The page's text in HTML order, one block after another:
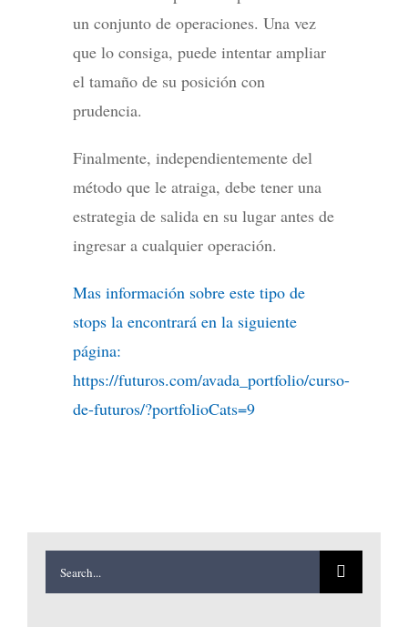
un conjunto de operaciones. Una vez
que lo consiga, puede intentar ampliar
el tamaño de su posición con
prudencia.
Finalmente, independientemente del
método que le atraiga, debe tener una
estrategia de salida en su lugar antes de
ingresar a cualquier operación.
Mas información sobre este tipo de
stops la encontrará en la siguiente
página:
https://futuros.com/avada_portfolio/curso-
de-futuros/?portfolioCats=9
Search
for: